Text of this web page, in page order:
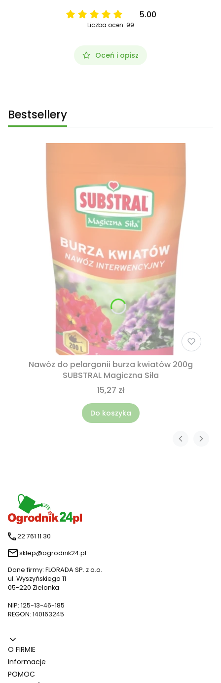
5.00
Liczba ocen: 99
Oceń i opisz
Bestsellery
Nawóz do pelargonii burza kwiatów 200g
SUBSTRAL Magiczna Siła
15,27 zł
Do koszyka
22 761 11 30
sklep@ogrodnik24.pl
Dane firmy: FLORADA SP. z o.o.
ul. Wyszyńskiego 11
05-220 Zielonka
NIP: 125-13-46-185
REGON: 140163245
Linki w stopce
O FIRMIE
Informacje
POMOC